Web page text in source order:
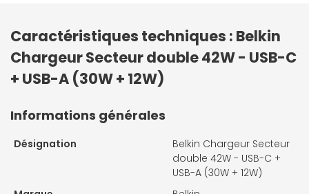
Caractéristiques techniques : Belkin
Chargeur Secteur double 42W - USB-C
+ USB-A (30W + 12W)
Informations générales
Désignation
Belkin Chargeur Secteur
double 42W - USB-C +
USB-A (30W + 12W)